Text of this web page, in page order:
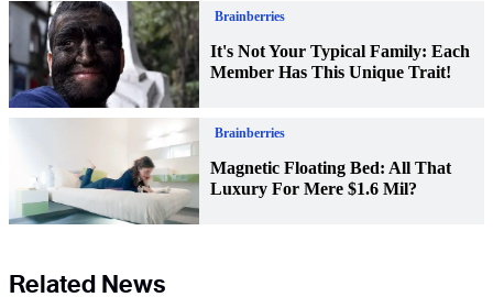
Related News